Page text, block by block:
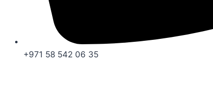
+971 58 542 06 35